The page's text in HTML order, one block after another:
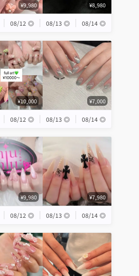
¥9,980 ¥8,980
08/12 ◎ 08/13 ◎ 08/14 ◎
¥10,000 ¥7,000
08/12 ◎ 08/13 ◎ 08/14 ◎
¥9,980 ¥7,980
08/12 ◎ 08/13 ◎ 08/14 ◎